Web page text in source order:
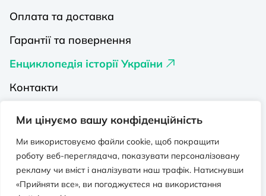
Ми цінуємо вашу конфіденційність
Ми використовуємо файли cookie, щоб покращити
роботу веб-переглядача, показувати персоналізовану
рекламу чи вміст і аналізувати наш трафік. Натиснувши
«Прийняти все», ви погоджуєтеся на використання
Оплата та доставка
Гарантії та повернення
Енциклопедія історії України
Контакти
Видавництва на Порталі
Політика конфіденційності
Публічна оферта